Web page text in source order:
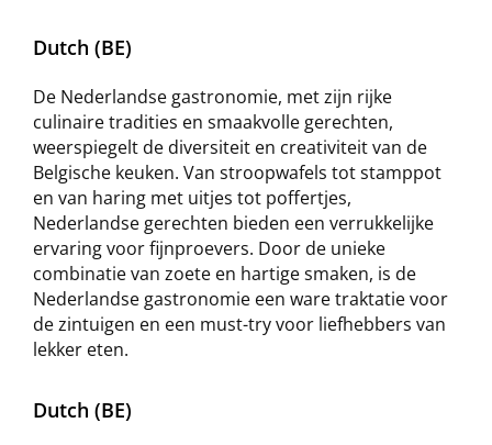
Dutch (BE)
De Nederlandse gastronomie, met zijn rijke
culinaire tradities en smaakvolle gerechten,
weerspiegelt de diversiteit en creativiteit van de
Belgische keuken. Van stroopwafels tot stamppot
en van haring met uitjes tot poffertjes,
Nederlandse gerechten bieden een verrukkelijke
ervaring voor fijnproevers. Door de unieke
combinatie van zoete en hartige smaken, is de
Nederlandse gastronomie een ware traktatie voor
de zintuigen en een must-try voor liefhebbers van
lekker eten.
Dutch (BE)